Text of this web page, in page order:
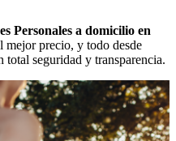
Personales a domicilio en
mejor precio, y todo desde
seguridad y transparencia.